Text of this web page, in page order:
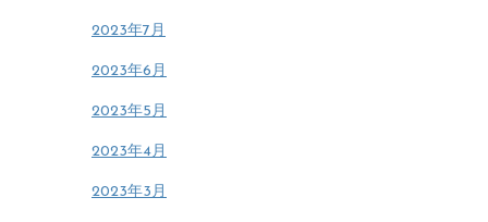
2023年7月
2023年6月
2023年5月
2023年4月
2023年3月